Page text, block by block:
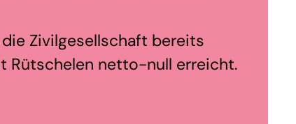
die Zivilgesellschaft bereits
Rütschelen netto-null erreicht.